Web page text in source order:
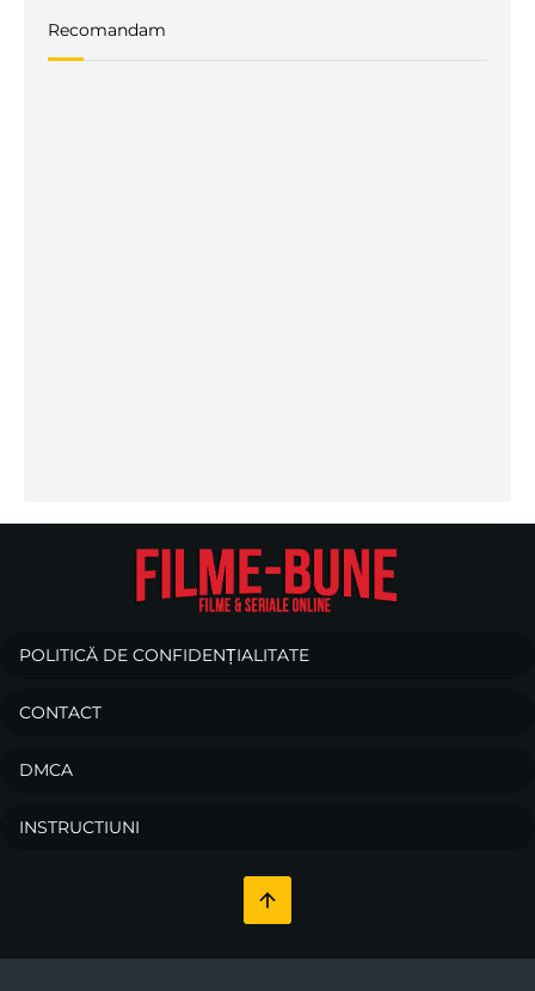
Recomandam
POLITICĂ DE CONFIDENȚIALITATE
CONTACT
DMCA
INSTRUCTIUNI